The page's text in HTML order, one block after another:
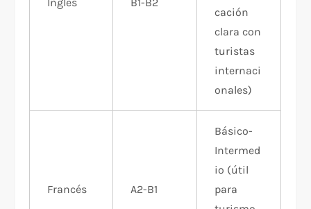
cación
clara con
turistas
internaci
onales)
Francés A2-B1
Básico-
Intermed
io (útil
para